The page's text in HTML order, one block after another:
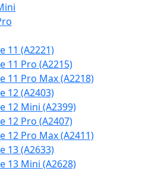
11 (A2221)
11 Pro (A2215)
11 Pro Max (A2218)
12 (A2403)
12 Mini (A2399)
12 Pro (A2407)
12 Pro Max (A2411)
13 (A2633)
13 Mini (A2628)